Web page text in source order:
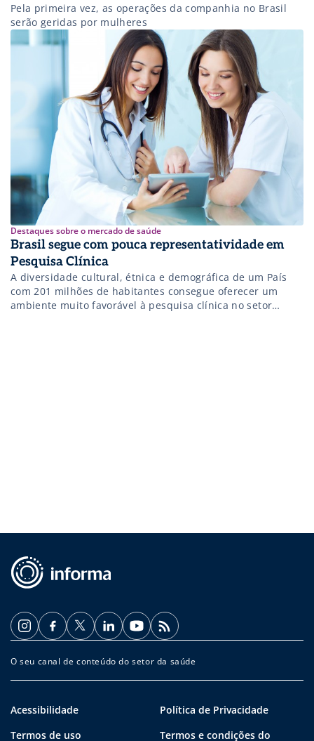
Pela primeira vez, as operações da companhia no Brasil
serão geridas por mulheres
Destaques sobre o mercado de saúde
Brasil segue com pouca representatividade em
Pesquisa Clínica
A diversidade cultural, étnica e demográfica de um País
com 201 milhões de habitantes consegue oferecer um
ambiente muito favorável à pesquisa clínica no setor
O seu canal de conteúdo do setor da saúde
Acessibilidade
Política de Privacidade
Termos de uso
Termos e condições do